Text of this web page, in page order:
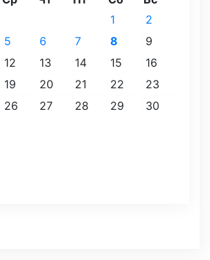
1
2
5 6 7 8
9
12 13 14 15
16
19 20 21 22
23
26 27 28 29
30